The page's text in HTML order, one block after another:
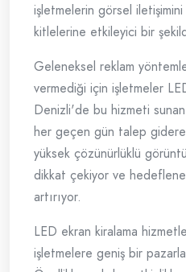
işletmelerin görsel
kitlelerine etkileyici bir
Geleneksel reklam
vermediği için işletmeler
Denizli'de bu hizmeti
her geçen gün talep
yüksek çözünürlüklü
dikkat çekiyor ve
artırıyor.
LED ekran kiralama
işletmelere geniş bir